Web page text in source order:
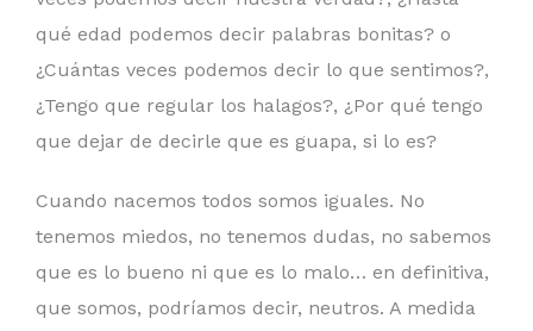
qué edad podemos decir palabras bonitas? o
¿Cuántas veces podemos decir lo que sentimos?,
¿Tengo que regular los halagos?, ¿Por qué tengo
que dejar de decirle que es guapa, si lo es?
Cuando nacemos todos somos iguales. No
tenemos miedos, no tenemos dudas, no sabemos
que es lo bueno ni que es lo malo… en definitiva,
que somos, podríamos decir, neutros. A medida